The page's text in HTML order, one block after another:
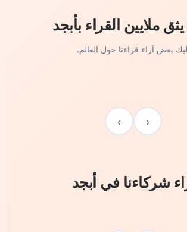
يثق ملايين القراء بأبجد
بعض آراء قراءنا حول العالم.
‹
›
شركاءنا في أبجد